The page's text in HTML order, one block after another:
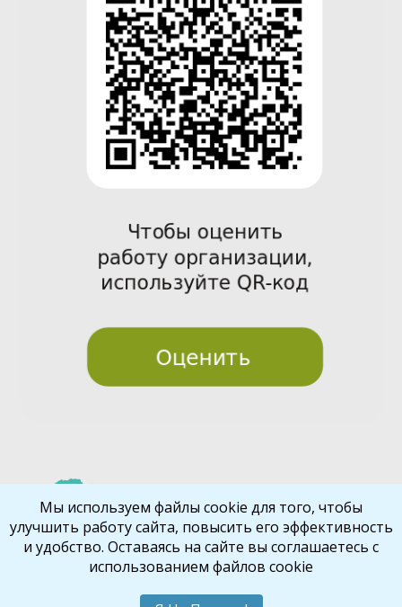
vio
t
Библиокрай© 2026
Шаблон от
WP Puzzle
Мы используем файлы cookie для того, чтобы
улучшить работу сайта, повысить его эффективность
и удобство. Оставаясь на сайте вы соглашаетесь с
использованием файлов cookie